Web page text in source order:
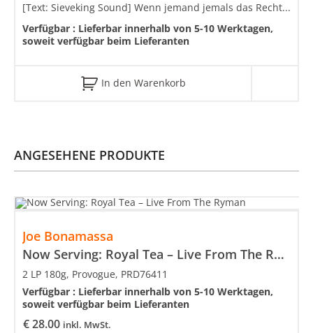
[Text: Sieveking Sound] Wenn jemand jemals das Recht...
Verfügbar : Lieferbar innerhalb von 5-10 Werktagen,
soweit verfügbar beim Lieferanten
In den Warenkorb
ANGESEHENE PRODUKTE
Joe Bonamassa
Now Serving: Royal Tea – Live From The Ryman
€28.00 inkl. MwSt.
2 LP 180g, Provogue, PRD76411
Verfügbar : Lieferbar innerhalb von 5-10 Werktagen,
soweit verfügbar beim Lieferanten